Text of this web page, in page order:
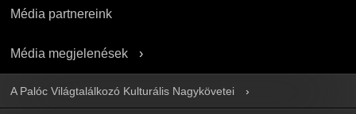
Média partnereink
Média megjelenések
A Palóc Világtalálkozó Kulturális Nagykövetei